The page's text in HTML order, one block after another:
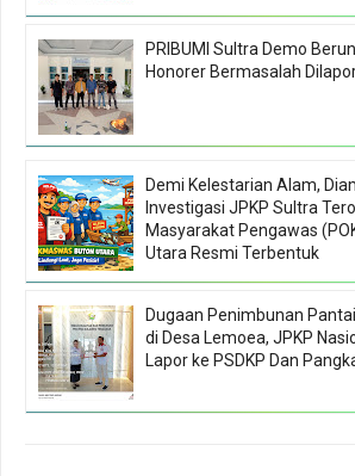
PRIBUMI Sultra Demo
Honorer Bermasalah
Demi Kelestarian Alam,
Investigasi JPKP Sultra
Masyarakat Pengawas
Utara Resmi Terbentuk
Dugaan Penimbunan
di Desa Lemoea, JPKP
Lapor ke PSDKP Dan